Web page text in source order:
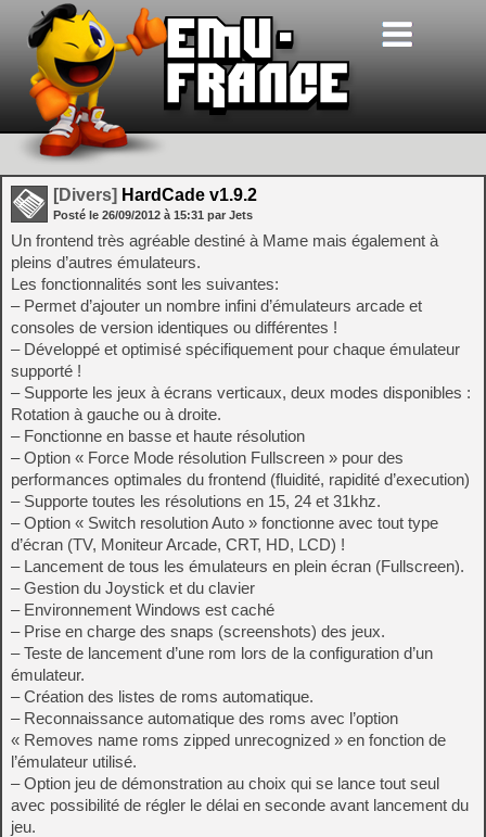
[Divers] HardCade v1.9.2
Posté le 26/09/2012 à 15:31 par Jets
Un frontend très agréable destiné à Mame mais également à
pleins d’autres émulateurs.
Les fonctionnalités sont les suivantes:
– Permet d’ajouter un nombre infini d’émulateurs arcade et
consoles de version identiques ou différentes !
– Développé et optimisé spécifiquement pour chaque émulateur
supporté !
– Supporte les jeux à écrans verticaux, deux modes disponibles :
Rotation à gauche ou à droite.
– Fonctionne en basse et haute résolution
– Option « Force Mode résolution Fullscreen » pour des
performances optimales du frontend (fluidité, rapidité d’execution)
– Supporte toutes les résolutions en 15, 24 et 31khz.
– Option « Switch resolution Auto » fonctionne avec tout type
d’écran (TV, Moniteur Arcade, CRT, HD, LCD) !
– Lancement de tous les émulateurs en plein écran (Fullscreen).
– Gestion du Joystick et du clavier
– Environnement Windows est caché
– Prise en charge des snaps (screenshots) des jeux.
– Teste de lancement d’une rom lors de la configuration d’un
émulateur.
– Création des listes de roms automatique.
– Reconnaissance automatique des roms avec l’option
« Removes name roms zipped unrecognized » en fonction de
l’émulateur utilisé.
– Option jeu de démonstration au choix qui se lance tout seul
avec possibilité de régler le délai en seconde avant lancement du
jeu.